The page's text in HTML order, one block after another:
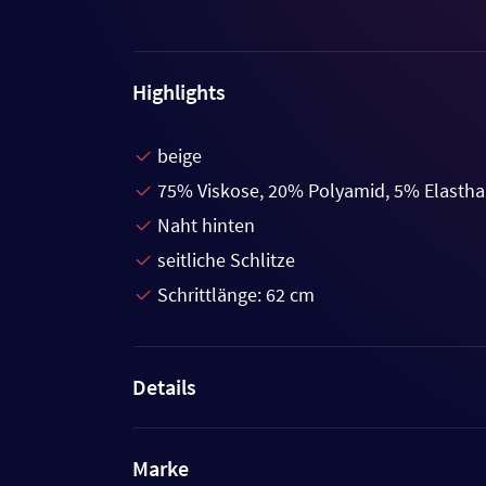
Highlights
beige
75% Viskose, 20% Polyamid, 5%
Naht hinten
seitliche Schlitze
Schrittlänge: 62 cm
Details
Marke